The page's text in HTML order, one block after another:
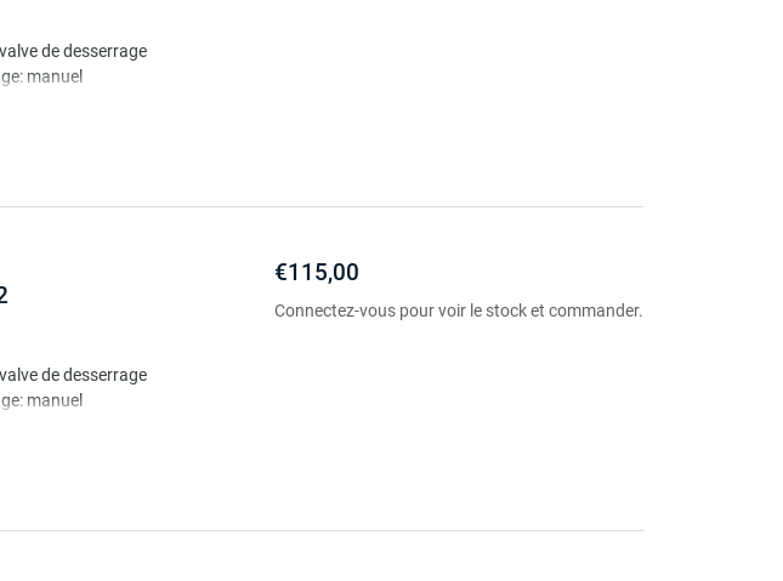
de desserrage
manuel
sans
de desserrage
manuel
sans
€115,00
Connectez-vous pour voir le stock et commander.